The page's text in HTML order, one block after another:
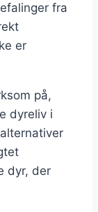
fra
er
på,
dyreliv i
dyr, der